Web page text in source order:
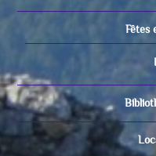
Fêtes